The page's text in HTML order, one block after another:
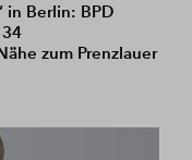
in Berlin: BPD
zum Prenzlauer